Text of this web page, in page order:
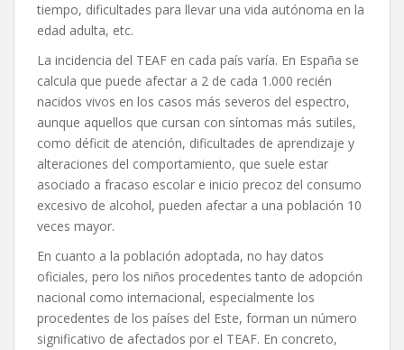
tiempo, dificultades para llevar una vida autónoma en la
edad adulta, etc.
La incidencia del TEAF en cada país varía. En España se
calcula que puede afectar a 2 de cada 1.000 recién
nacidos vivos en los casos más severos del espectro,
aunque aquellos que cursan con síntomas más sutiles,
como déficit de atención, dificultades de aprendizaje y
alteraciones del comportamiento, que suele estar
asociado a fracaso escolar e inicio precoz del consumo
excesivo de alcohol, pueden afectar a una población 10
veces mayor.
En cuanto a la población adoptada, no hay datos
oficiales, pero los niños procedentes tanto de adopción
nacional como internacional, especialmente los
procedentes de los países del Este, forman un número
significativo de afectados por el TEAF. En concreto,